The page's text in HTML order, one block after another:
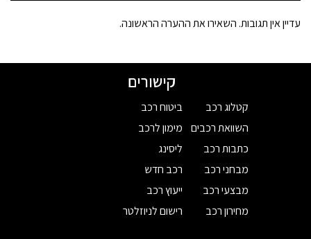
עדיין אין תגובות. השאירו את ההערה הראשונה.
קישורים
קטלוג רכב
השוואת רכבים
כתבות רכב
מבחני רכב
מבצעי רכב
מחירון רכב
ביטוח רכב
מימון לרכב
ליסינג
רכב חדש
ייעוץ רכב
רישום לניוזלטר